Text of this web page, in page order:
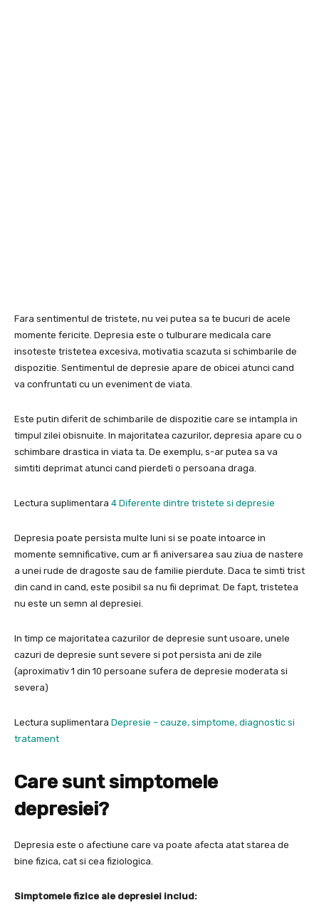
Fara sentimentul de tristete, nu vei putea sa te bucuri de acele
momente fericite. Depresia este o tulburare medicala care
insoteste tristetea excesiva, motivatia scazuta si schimbarile de
dispozitie. Sentimentul de depresie apare de obicei atunci cand
va confruntati cu un eveniment de viata.
Este putin diferit de schimbarile de dispozitie care se intampla in
timpul zilei obisnuite. In majoritatea cazurilor, depresia apare cu o
schimbare drastica in viata ta. De exemplu, s-ar putea sa va
simtiti deprimat atunci cand pierdeti o persoana draga.
Lectura suplimentara 4 Diferente dintre tristete si depresie
Depresia poate persista multe luni si se poate intoarce in
momente semnificative, cum ar fi aniversarea sau ziua de nastere
a unei rude de dragoste sau de familie pierdute. Daca te simti trist
din cand in cand, este posibil sa nu fii deprimat. De fapt, tristetea
nu este un semn al depresiei.
In timp ce majoritatea cazurilor de depresie sunt usoare, unele
cazuri de depresie sunt severe si pot persista ani de zile
(aproximativ 1 din 10 persoane sufera de depresie moderata si
severa)
Lectura suplimentara Depresie – cauze, simptome, diagnostic si
tratament
Care sunt simptomele
depresiei?
Depresia este o afectiune care va poate afecta atat starea de
bine fizica, cat si cea fiziologica.
Simptomele fizice ale depresiei includ: